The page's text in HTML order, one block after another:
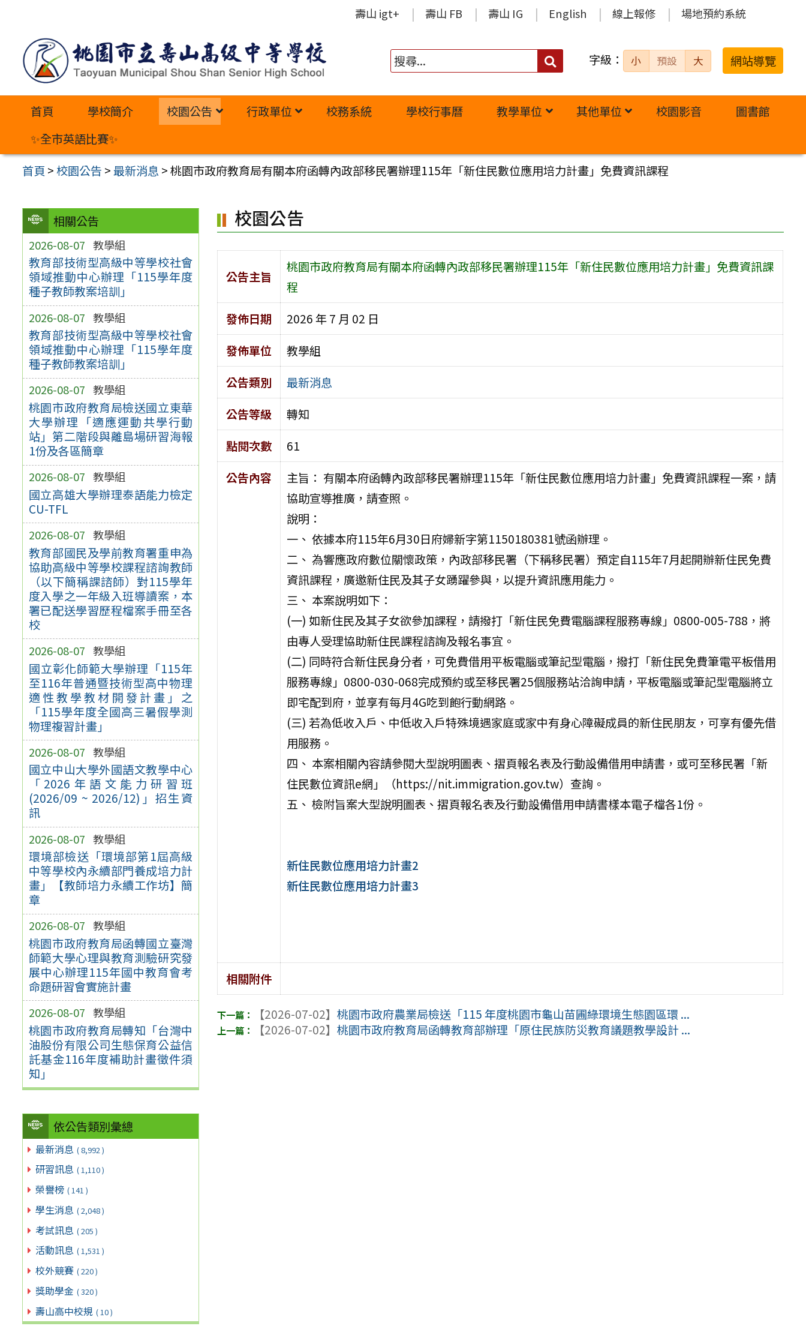
內
壽山 igt+ 壽山 FB 壽山 IG English 線上報修 場地預約系統
搜
字級： 小 預設 大 網站導覽
首頁 學校簡介 校園公告 行政單位 校務系統 學校行事曆 教學單位 其他單位 校園影音
圖書館
✨全市英語比賽✨
首頁 >校園公告 >最新消息 >桃園市政府教育局有關本府函轉內政部移民署辦理115年「新住民數位應用培力計畫」免費資訊課程
相關公告
2026-08-07 教學組
教育部技術型高級中等學校社會
領域推動中心辦理「115學年度
種子教師教案培訓」
2026-08-07 教學組
教育部技術型高級中等學校社會
領域推動中心辦理「115學年度
種子教師教案培訓」
2026-08-07 教學組
桃園市政府教育局檢送國立東華
大學辦理「適應運動共學行動
站」第二階段與離島場研習海報
1份及各區簡章
2026-08-07 教學組
國立高雄大學辦理泰語能力檢定
CU-TFL
2026-08-07 教學組
教育部國民及學前教育署重申為
協助高級中等學校課程諮詢教師
（以下簡稱課諮師）對115學年
度入學之一年級入班導讀案，本
署已配送學習歷程檔案手冊至各
校
2026-08-07 教學組
國立彰化師範大學辦理「115年
至116年普通暨技術型高中物理
適性教學教材開發計畫」之
「115學年度全國高三暑假學測
物理複習計畫」
2026-08-07 教學組
國立中山大學外國語文教學中心
「2026年語文能力研習班
(2026/09 ~ 2026/12)」招生資
訊
2026-08-07 教學組
環境部檢送「環境部第1屆高級
中等學校內永續部門養成培力計
畫」【教師培力永續工作坊】簡
章
2026-08-07 教學組
桃園市政府教育局函轉國立臺灣
師範大學心理與教育測驗研究發
展中心辦理115年國中教育會考
命題研習會實施計畫
2026-08-07 教學組
桃園市政府教育局轉知「台灣中
油股份有限公司生態保育公益信
託基金116年度補助計畫徵件須
知」
依公告類別彙總
最新消息 ( 8,992 )
研習訊息 ( 1,110 )
榮譽榜 ( 141 )
學生消息 ( 2,048 )
考試訊息 ( 205 )
活動訊息 ( 1,531 )
校外競賽 ( 220 )
獎助學金 ( 320 )
壽山高中校規 ( 10 )
校園公告
公告主旨
桃園市政府教育局有關本府函轉內政部移民署辦理115年「新住民數位應用培力計畫」免費資訊課
程
發佈日期
2026 年 7 月 02 日
發佈單位
教學組
公告類別
最新消息
公告等級
轉知
點閱次數
61
公告內容
主旨： 有關本府函轉內政部移民署辦理115年「新住民數位應用培力計畫」免費資訊課程一案，請
協助宣導推廣，請查照。
說明：
一、 依據本府115年6月30日府婦新字第1150180381號函辦理。
二、 為響應政府數位關懷政策，內政部移民署（下稱移民署）預定自115年7月起開辦新住民免費
資訊課程，廣邀新住民及其子女踴躍參與，以提升資訊應用能力。
三、 本案說明如下：
(一) 如新住民及其子女欲參加課程，請撥打「新住民免費電腦課程服務專線」0800-005-788，將
由專人受理協助新住民課程諮詢及報名事宜。
(二) 同時符合新住民身分者，可免費借用平板電腦或筆記型電腦，撥打「新住民免費筆電平板借用
服務專線」0800-030-068完成預約或至移民署25個服務站洽詢申請，平板電腦或筆記型電腦將立
即宅配到府，並享有每月4G吃到飽行動網路。
(三) 若為低收入戶、中低收入戶特殊境遇家庭或家中有身心障礙成員的新住民朋友，可享有優先借
用服務。
四、 本案相關內容請參閱大型說明圖表、摺頁報名表及行動設備借用申請書，或可至移民署「新
住民數位資訊e網」（https://nit.immigration.gov.tw）查詢。
五、 檢附旨案大型說明圖表、摺頁報名表及行動設備借用申請書樣本電子檔各1份。
新住民數位應用培力計畫2
新住民數位應用培力計畫3
相關附件
【2026-07-02】桃園市政府農業局檢送「115 年度桃園市龜山苗圃綠環境生態園區環 ...
【2026-07-02】桃園市政府教育局函轉教育部辦理「原住民族防災教育議題教學設計 ...